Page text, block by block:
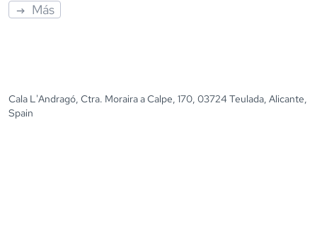
Más
Cala L'Andragó, Ctra. Moraira a Calpe, 170, 03724 Teulada, Alicante,
Spain